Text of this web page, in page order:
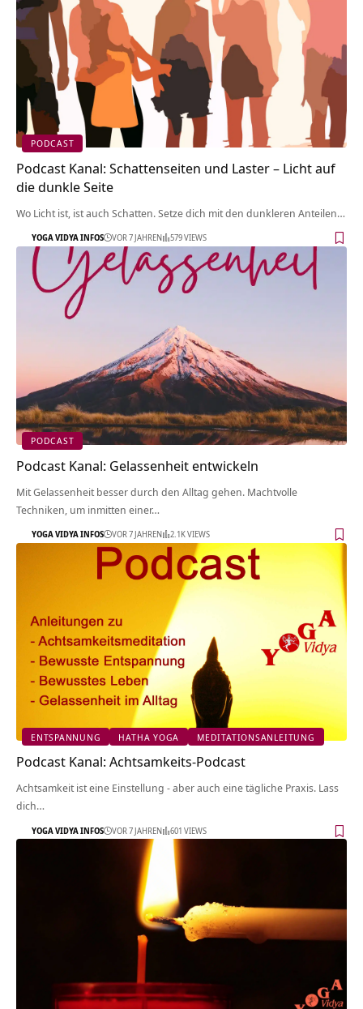
PODCAST
Podcast Kanal: Schattenseiten und Laster – Licht auf
die dunkle Seite
Wo Licht ist, ist auch Schatten. Setze dich mit den dunkleren Anteilen…
YOGA VIDYA INFOS VOR 7 JAHREN 579 VIEWS
PODCAST
Podcast Kanal: Gelassenheit entwickeln
Mit Gelassenheit besser durch den Alltag gehen. Machtvolle
Techniken, um inmitten einer…
YOGA VIDYA INFOS VOR 7 JAHREN 2.1K VIEWS
ENTSPANNUNG HATHA YOGA MEDITATIONSANLEITUNG
Podcast Kanal: Achtsamkeits-Podcast
Achtsamkeit ist eine Einstellung - aber auch eine tägliche Praxis. Lass
dich…
YOGA VIDYA INFOS VOR 7 JAHREN 601 VIEWS